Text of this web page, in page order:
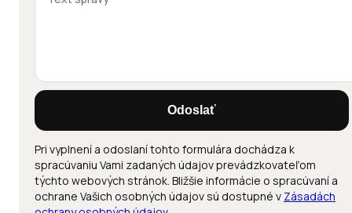
Odoslať
Pri vyplnení a odoslaní tohto formulára dochádza k
spracúvaniu Vami zadaných údajov prevádzkovateľom
týchto webových stránok. Bližšie informácie o spracúvaní a
ochrane Vašich osobných údajov sú dostupné v Zásadách